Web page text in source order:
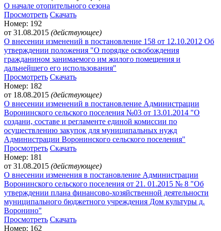
О начале отопительного сезона
Просмотреть Скачать
Номер: 192
от 31.08.2015 (действующее)
О внесении изменений в постановление 158 от 12.10.2012 Об
утверждении положения "О порядке освобождения
гражданином занимаемого им жилого помещения и
дальнейшего его использования"
Просмотреть Скачать
Номер: 182
от 18.08.2015 (действующее)
О внесении изменений в постановление Администрации
Воронинского сельского поселения №03 от 13.01.2014 "О
создани, составе и регламенте единой комиссии по
осуществлению закупок для муниципальных нужд
Администрации Воронинского сельского поселения"
Просмотреть Скачать
Номер: 181
от 31.08.2015 (действующее)
О внесении изменения в постановление Администрации
Воронинского сельского поселения от 21. 01.2015 № 8 "Об
утверждении плана финансово-хозяйственной деятельности
муниципального бюджетного учреждения Дом культуры д.
Воронино"
Просмотреть Скачать
Номер: 162